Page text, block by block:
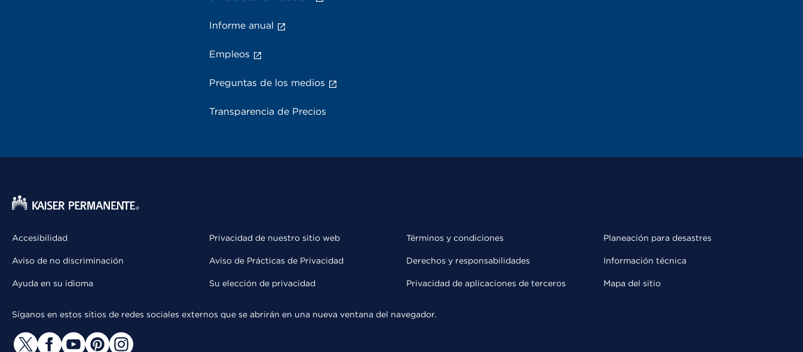
Informe anual
Empleos
Preguntas de los medios
Transparencia de Precios
Accesibilidad
Aviso de no discriminación
Ayuda en su idioma
Privacidad de nuestro sitio web
Aviso de Prácticas de Privacidad
Su elección de privacidad
Términos y condiciones
Derechos y responsabilidades
Privacidad de aplicaciones de terceros
Planeación para desastres
Información técnica
Mapa del sitio
Síganos en estos sitios de redes sociales externos que se abrirán en una nueva ventana del navegador.